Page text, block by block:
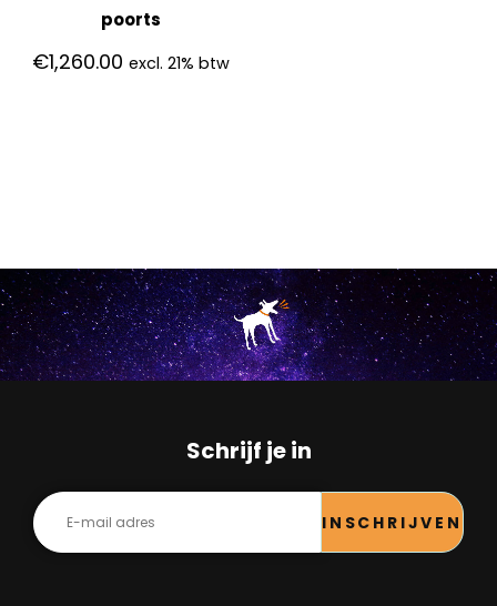
poorts
€1,260.00 excl. 21% btw
Schrijf je in
INSCHRIJVEN